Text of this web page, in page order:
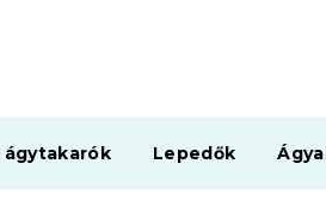
ágytakarók Lepedők